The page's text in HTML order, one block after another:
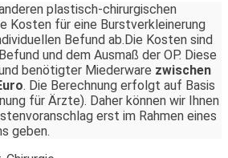
plastisch-chirurgischen
Kosten für eine Burstverkleinerung
Befund ab.Die Kosten sind
und dem Ausmaß der OP. Diese
benötigter Miederware zwischen
. Die Berechnung erfolgt auf Basis
für Ärzte). Daher können wir Ihnen
erst im Rahmen eines
geben.